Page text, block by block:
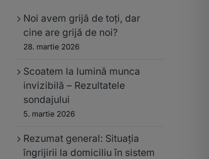
Noi avem grijă de toți, dar
cine are grijă de noi?
28. martie 2026
Scoatem la lumină munca
invizibilă – Rezultatele
sondajului
5. martie 2026
Rezumat general: Situația
îngrijirii la domiciliu în sistem